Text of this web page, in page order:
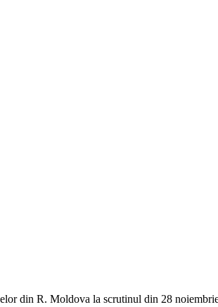
din R. Moldova la scrutinul din 28